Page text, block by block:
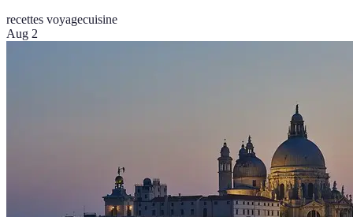
recettes voyagecuisine
Aug 2